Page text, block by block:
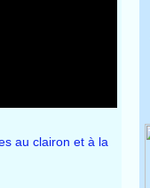
au clairon et à la